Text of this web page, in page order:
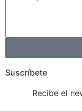
Suscríbete
Recibe el